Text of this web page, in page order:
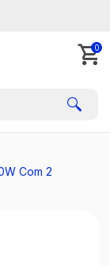
0
Com 2